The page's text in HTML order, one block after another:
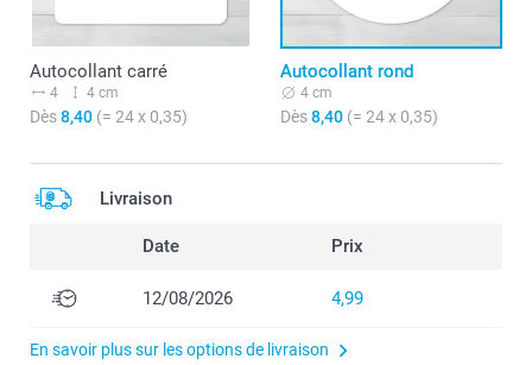
Autocollant carré
4 4 cm
Dès8,40 (= 24 x 0,35)
Autocollant rond
4 cm
Dès8,40 (= 24 x 0,35)
Livraison
Date Prix
12/08/2026 4,99
En savoir plus sur les options de livraison